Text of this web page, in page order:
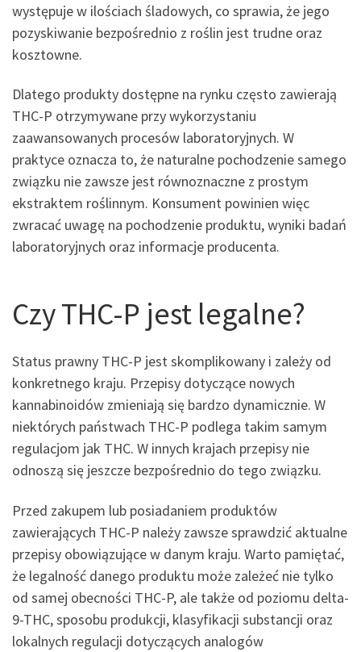
występuje w ilościach śladowych, co sprawia, że jego
pozyskiwanie bezpośrednio z roślin jest trudne oraz
kosztowne.
Dlatego produkty dostępne na rynku często zawierają
THC-P otrzymywane przy wykorzystaniu
zaawansowanych procesów laboratoryjnych. W
praktyce oznacza to, że naturalne pochodzenie samego
związku nie zawsze jest równoznaczne z prostym
ekstraktem roślinnym. Konsument powinien więc
zwracać uwagę na pochodzenie produktu, wyniki badań
laboratoryjnych oraz informacje producenta.
Czy THC-P jest legalne?
Status prawny THC-P jest skomplikowany i zależy od
konkretnego kraju. Przepisy dotyczące nowych
kannabinoidów zmieniają się bardzo dynamicznie. W
niektórych państwach THC-P podlega takim samym
regulacjom jak THC. W innych krajach przepisy nie
odnoszą się jeszcze bezpośrednio do tego związku.
Przed zakupem lub posiadaniem produktów
zawierających THC-P należy zawsze sprawdzić aktualne
przepisy obowiązujące w danym kraju. Warto pamiętać,
że legalność danego produktu może zależeć nie tylko
od samej obecności THC-P, ale także od poziomu delta-
9-THC, sposobu produkcji, klasyfikacji substancji oraz
lokalnych regulacji dotyczących analogów